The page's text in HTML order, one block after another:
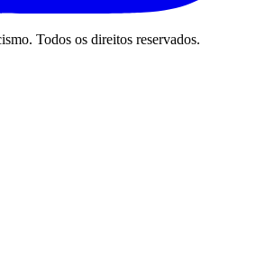
Todos os direitos reservados.